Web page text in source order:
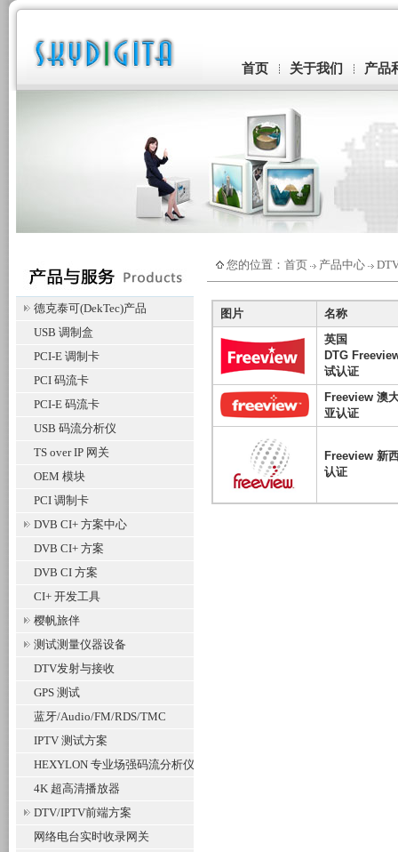
首页 关于我们 产品
德克泰可(DekTec)产品
USB 调制盒
PCI-E 调制卡
PCI 码流卡
PCI-E 码流卡
USB 码流分析仪
TS over IP 网关
OEM 模块
PCI 调制卡
DVB CI+ 方案中心
DVB CI+ 方案
DVB CI 方案
CI+ 开发工具
樱帆旅伴
测试测量仪器设备
DTV发射与接收
GPS 测试
蓝牙/Audio/FM/RDS/TMC
IPTV 测试方案
HEXYLON 专业场强码流分析仪
4K 超高清播放器
DTV/IPTV前端方案
网络电台实时收录网关
您的位置： 首页 产品中心
图片
名称
英国
DTG
试认证
Freeview 澳
亚认证
Freeview 新
认证